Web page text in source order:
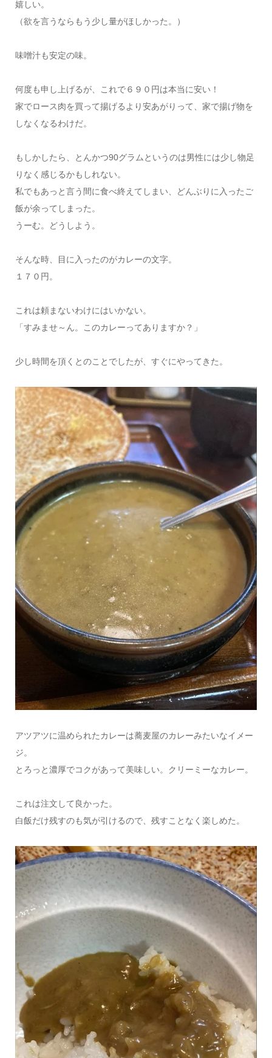
嬉しい。
（欲を言うならもう少し量がほしかった。）
味噌汁も安定の味。
何度も申し上げるが、これで６９０円は本当に安い！
家でロース肉を買って揚げるより安あがりって、家で揚げ物を
しなくなるわけだ。
もしかしたら、とんかつ90グラムというのは男性には少し物足
りなく感じるかもしれない。
私でもあっと言う間に食べ終えてしまい、どんぶりに入ったご
飯が余ってしまった。
うーむ。どうしよう。
そんな時、目に入ったのがカレーの文字。
１７０円。
これは頼まないわけにはいかない。
「すみませ～ん。このカレーってありますか？」
少し時間を頂くとのことでしたが、すぐにやってきた。
アツアツに温められたカレーは蕎麦屋のカレーみたいなイメー
ジ。
とろっと濃厚でコクがあって美味しい。クリーミーなカレー。
これは注文して良かった。
白飯だけ残すのも気が引けるので、残すことなく楽しめた。